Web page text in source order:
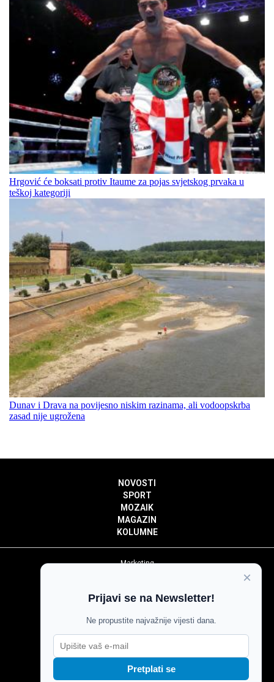
Hrgović će boksati protiv Itaume za pojas svjetskog prvaka u
teškoj kategoriji
Dunav i Drava na povijesno niskim razinama, ali vodoopskrba
zasad nije ugrožena
NOVOSTI
SPORT
MOZAIK
MAGAZIN
KOLUMNE
Marketing
Impressum
Pravila komentiranja
Agroglas
×
Prijavi se na Newsletter!
Ne propustite najvažnije vijesti dana.
Pretplati se